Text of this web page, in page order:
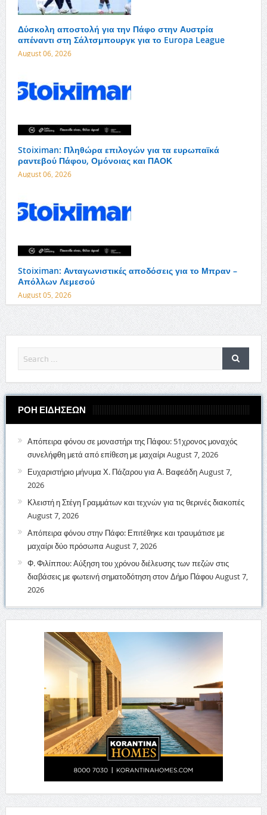
Δύσκολη αποστολή για την Πάφο στην Αυστρία
απέναντι στη Σάλτσμπουργκ για το Europa League
August 06, 2026
Stoiximan: Πληθώρα επιλογών για τα ευρωπαϊκά
ραντεβού Πάφου, Ομόνοιας και ΠΑΟΚ
August 06, 2026
Stoiximan: Ανταγωνιστικές αποδόσεις για το Μπραν –
Απόλλων Λεμεσού
August 05, 2026
ΡΟΗ ΕΙΔΗΣΕΩΝ
Απόπειρα φόνου σε μοναστήρι της Πάφου: 51χρονος μοναχός
συνελήφθη μετά από επίθεση με μαχαίριAugust 7, 2026
Ευχαριστήριο μήνυμα Χ. Πάζαρου για Α. ΒαφεάδηAugust 7,
2026
Κλειστή η Στέγη Γραμμάτων και τεχνών για τις θερινές διακοπές
August 7, 2026
Απόπειρα φόνου στην Πάφο: Επιτέθηκε και τραυμάτισε με
μαχαίρι δύο πρόσωπα August 7, 2026
Φ. Φιλίππου: Αύξηση του χρόνου διέλευσης των πεζών στις
διαβάσεις με φωτεινή σηματοδότηση στον Δήμο ΠάφουAugust 7,
2026